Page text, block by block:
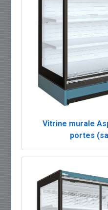
Vitrine murale
portes